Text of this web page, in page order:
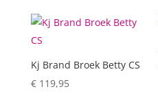
Kj Brand Broek Betty CS
€119,95